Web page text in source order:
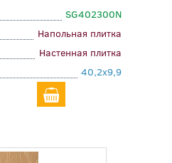
SG402300N
Напольная плитка
Настенная плитка
40,2x9,9